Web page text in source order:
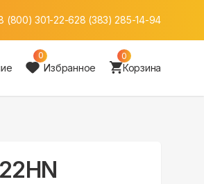
(800) 301-22-628 (383) 285-14-94
0
Избранное
0
Корзина